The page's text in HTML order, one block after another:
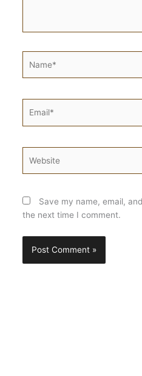
Save my name, email,
the next time I comment.